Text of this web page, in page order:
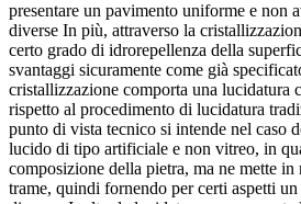
presentare un pavimento uniforme e non
diverse In più, attraverso la
certo grado di idrorepellenza della
svantaggi sicuramente come già
cristallizzazione comporta una lucidatura
rispetto al procedimento di lucidatura
punto di vista tecnico si intende nel caso
lucido di tipo artificiale e non vitreo, in
composizione della pietra, ma ne mette
trame, quindi fornendo per certi aspetti